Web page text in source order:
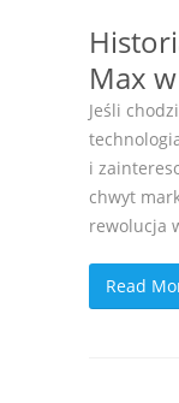
Max
Jeśli
i
chwyt
rewolucja
Read